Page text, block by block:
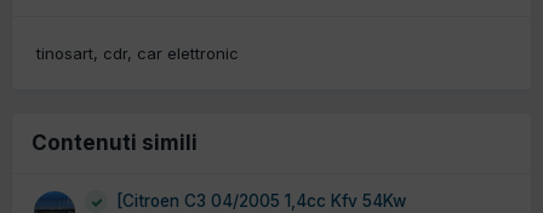
tinosart cdr car elettronic
Contenuti simili
[Citroen C3 04/2005 1,4cc Kfv 54Kw